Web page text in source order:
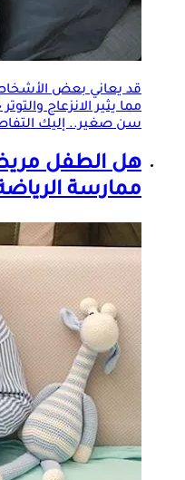
قد يعاني بعض
مما يثير الانزعاج
سن صغير.. إليك
هل الطفل
ممارسة